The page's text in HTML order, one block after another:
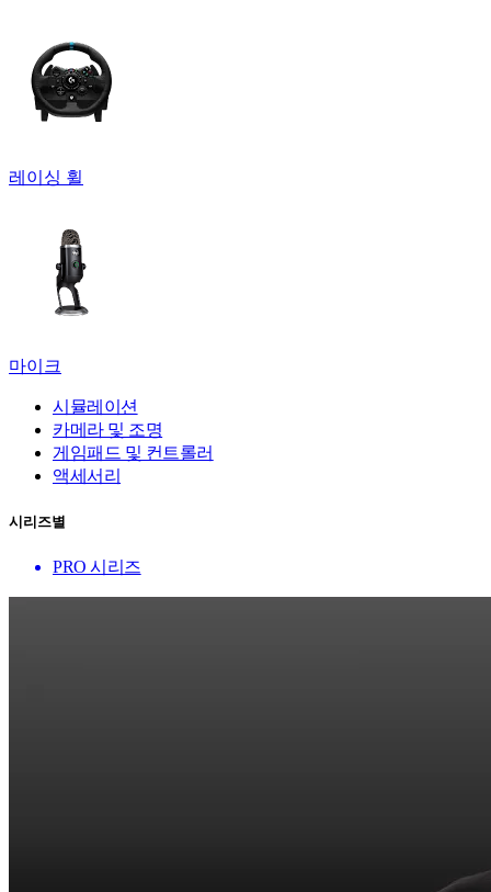
레이싱 휠
마이크
시뮬레이션
카메라 및 조명
게임패드 및 컨트롤러
액세서리
시리즈별
PRO 시리즈